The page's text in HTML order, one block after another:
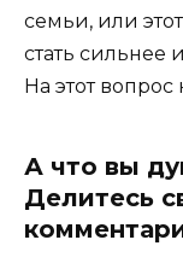
семьи, или
стать сильнее
На этот вопрос
А что вы
Делитесь